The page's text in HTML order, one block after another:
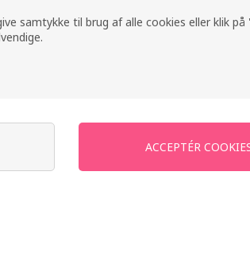
samtykke til brug af alle cookies eller klik